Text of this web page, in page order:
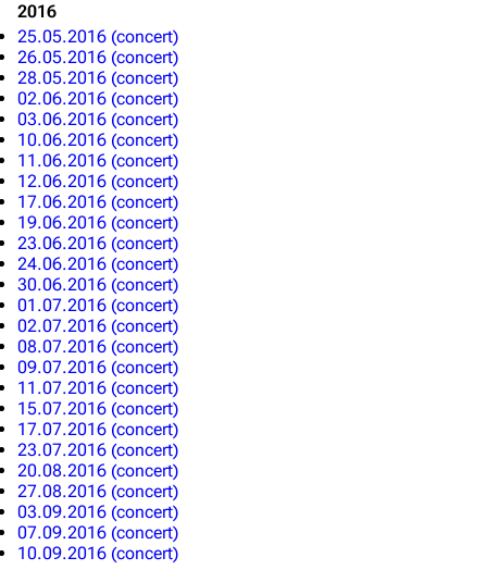
Navigation
2016
25.05.2016 (concert)
26.05.2016 (concert)
28.05.2016 (concert)
02.06.2016 (concert)
03.06.2016 (concert)
10.06.2016 (concert)
11.06.2016 (concert)
12.06.2016 (concert)
17.06.2016 (concert)
19.06.2016 (concert)
23.06.2016 (concert)
24.06.2016 (concert)
30.06.2016 (concert)
01.07.2016 (concert)
02.07.2016 (concert)
08.07.2016 (concert)
09.07.2016 (concert)
11.07.2016 (concert)
15.07.2016 (concert)
17.07.2016 (concert)
23.07.2016 (concert)
20.08.2016 (concert)
27.08.2016 (concert)
03.09.2016 (concert)
07.09.2016 (concert)
10.09.2016 (concert)